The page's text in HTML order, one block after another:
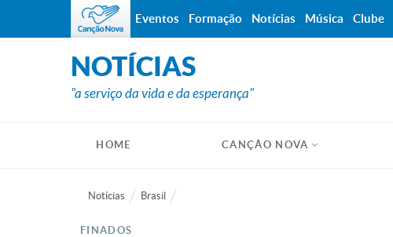
NOTÍCIAS
"a serviço da vida e da esperança"
HOME CANÇÃO NOVA
Notícias Brasil
FINADOS
Eventos Formação Notícias Música Clube